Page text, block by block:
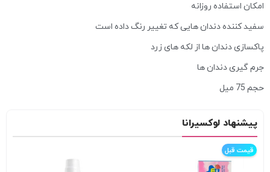
امکان استفاده روزانه
سفید کننده دندان هایی که تغییر رنگ داده است
پاکسازی دندان ها از لکه های زرد
جرم گیری دندان ها
حجم 75 میل
پیشنهاد لوکسیرانا
قیمت قبل